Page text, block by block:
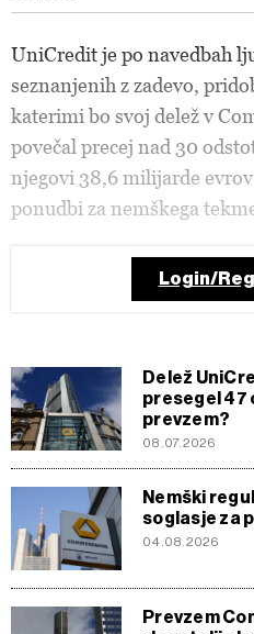
UniCredit je po navedbah
seznanjenih z zadevo,
katerimi bo svoj delež v
povečal precej nad 30
njegovi 38,6 milijarde
ponudbi za nemškega
Login/
Delež
presegel 47
prevzem?
08.07.2026
Nemški
soglasje za
04.08.2026
Prevzem